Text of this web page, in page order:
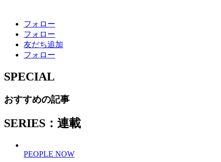
フォロー
フォロー
友だち追加
フォロー
SPECIAL
おすすめの記事
SERIES：連載
PEOPLE NOW